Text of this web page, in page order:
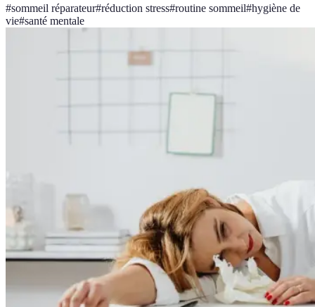
#sommeil réparateur#réduction stress#routine sommeil#hygiène de
vie#santé mentale